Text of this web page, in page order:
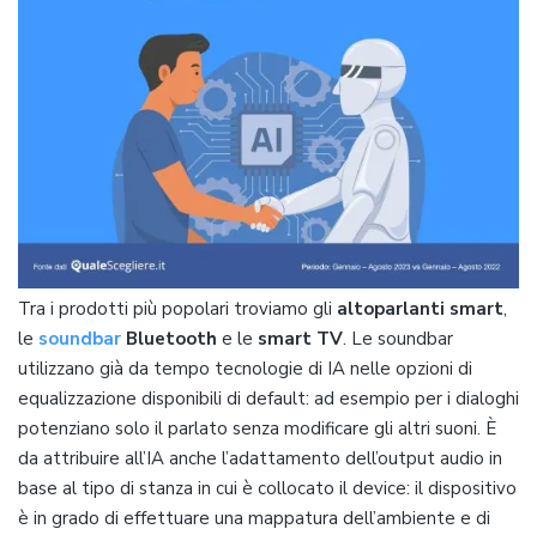
Tra i prodotti più popolari troviamo gli altoparlanti smart,
le soundbar Bluetooth e le smart TV. Le soundbar
utilizzano già da tempo tecnologie di IA nelle opzioni di
equalizzazione disponibili di default: ad esempio per i dialoghi
potenziano solo il parlato senza modificare gli altri suoni. È
da attribuire all’IA anche l’adattamento dell’output audio in
base al tipo di stanza in cui è collocato il device: il dispositivo
è in grado di effettuare una mappatura dell’ambiente e di